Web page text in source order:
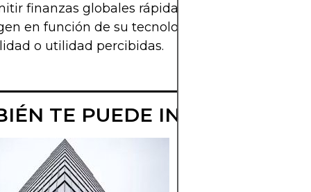
finanzas globales rápidas. Los inversores y
en función de su tecnología, efecto de red y
o utilidad percibidas.
TE PUEDE INTERESAR